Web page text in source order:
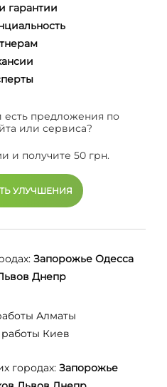
гарантии
предложения по
или сервиса?
и получите 50 грн.
УЛУЧШЕНИЯ
Запорожье Одесса
Днепр
Алматы
Киев
городах: Запорожье